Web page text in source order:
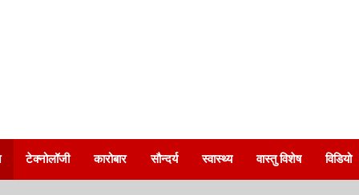
टेक्नोलॉजी कारोबार सौन्दर्य स्वास्थ्य वास्तु विशेष विडियो